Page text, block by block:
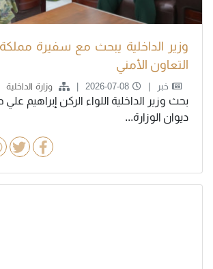
وزير الداخلية يبحث مع سفيرة مملكة
التعاون الأمني
خبر 2026-07-08 وزارة الداخلية
بحث وزير الداخلية اللواء الركن إبراهيم علي
ديوان الوزارة...